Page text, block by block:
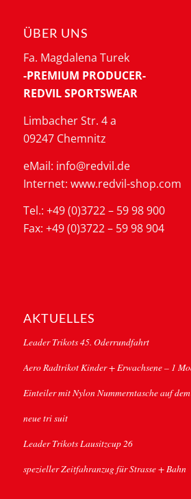
ÜBER UNS
Fa. Magdalena Turek
-PREMIUM PRODUCER-
REDVIL SPORTSWEAR
Limbacher Str. 4 a
09247 Chemnitz
eMail: info@redvil.de
Internet: www.redvil-shop.com
Tel.: +49 (0)3722 – 59 98 900
Fax: +49 (0)3722 – 59 98 904
AKTUELLES
Leader Trikots 45. Oderrundfahrt
Aero Radtrikot Kinder + Erwachsene – 1
Einteiler mit Nylon Nummerntasche auf
neue tri suit
Leader Trikots Lausitzcup 26
spezieller Zeitfahranzug für Strasse + Bahn